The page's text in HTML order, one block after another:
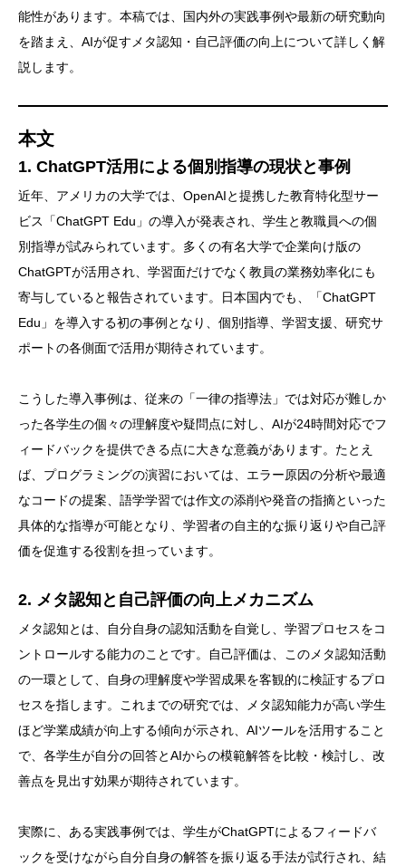
能性があります。本稿では、国内外の実践事例や最新の研究動向
を踏まえ、AIが促すメタ認知・自己評価の向上について詳しく解
説します。
本文
1. ChatGPT活用による個別指導の現状と事例
近年、アメリカの大学では、OpenAIと提携した教育特化型サー
ビス「ChatGPT Edu」の導入が発表され、学生と教職員への個
別指導が試みられています。多くの有名大学で企業向け版の
ChatGPTが活用され、学習面だけでなく教員の業務効率化にも
寄与していると報告されています。日本国内でも、「ChatGPT
Edu」を導入する初の事例となり、個別指導、学習支援、研究サ
ポートの各側面で活用が期待されています。
こうした導入事例は、従来の「一律の指導法」では対応が難しか
った各学生の個々の理解度や疑問点に対し、AIが24時間対応でフ
ィードバックを提供できる点に大きな意義があります。たとえ
ば、プログラミングの演習においては、エラー原因の分析や最適
なコードの提案、語学学習では作文の添削や発音の指摘といった
具体的な指導が可能となり、学習者の自主的な振り返りや自己評
価を促進する役割を担っています。
2. メタ認知と自己評価の向上メカニズム
メタ認知とは、自分自身の認知活動を自覚し、学習プロセスをコ
ントロールする能力のことです。自己評価は、このメタ認知活動
の一環として、自身の理解度や学習成果を客観的に検証するプロ
セスを指します。これまでの研究では、メタ認知能力が高い学生
ほど学業成績が向上する傾向が示され、AIツールを活用すること
で、各学生が自分の回答とAIからの模範解答を比較・検討し、改
善点を見出す効果が期待されています。
実際に、ある実践事例では、学生がChatGPTによるフィードバ
ックを受けながら自分自身の解答を振り返る手法が試行され、結